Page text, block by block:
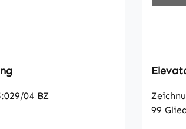
04 BZ
99